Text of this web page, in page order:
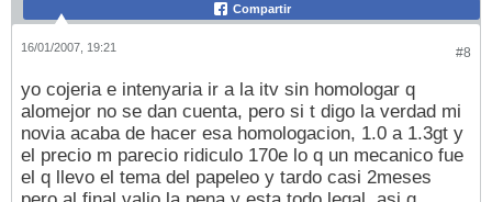
Compartir
#8
16/01/2007, 19:21
yo cojeria e intenyaria ir a la itv sin homologar q
alomejor no se dan cuenta, pero si t digo la verdad mi
novia acaba de hacer esa homologacion, 1.0 a 1.3gt y
el precio m parecio ridiculo 170e lo q un mecanico fue
el q llevo el tema del papeleo y tardo casi 2meses